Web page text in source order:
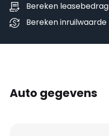
Bereken leasebedrag
Bereken inruilwaarde
Auto gegevens